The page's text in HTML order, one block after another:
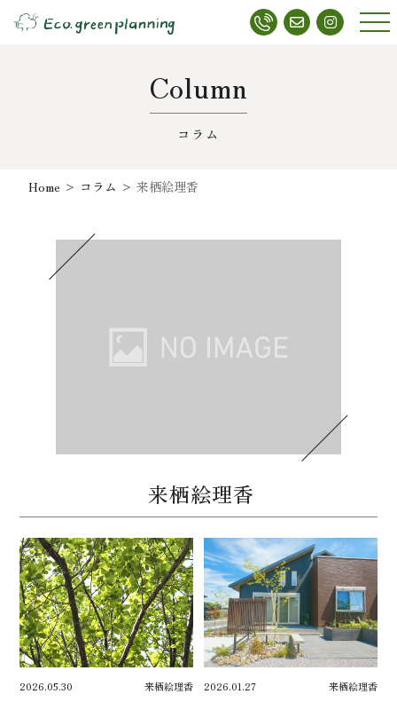
メニ
Column
コラム
Home > コラム >来栖絵理香
来栖絵理香
2026.05.30 来栖絵理香 2026.01.27 来栖絵理香